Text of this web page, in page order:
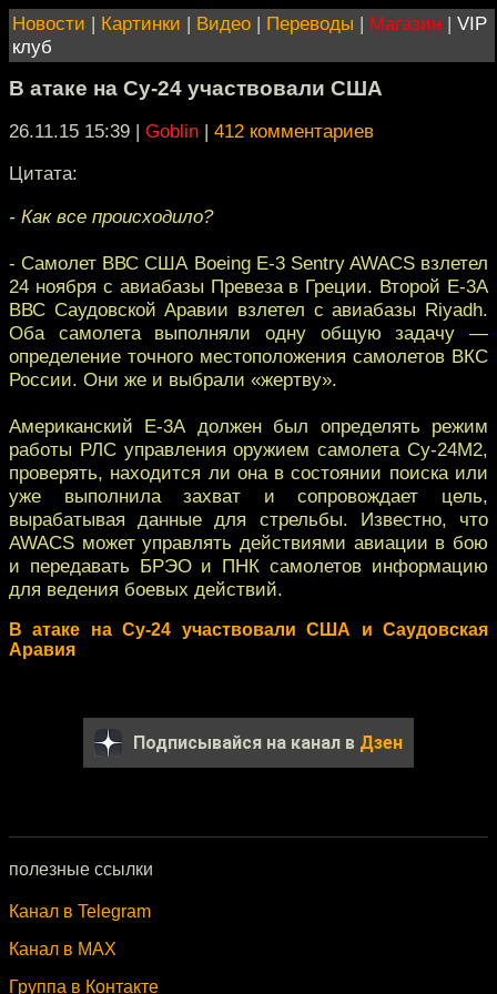
Новости | Картинки | Видео | Переводы | Магазин | VIP
клуб
В атаке на Су-24 участвовали США
26.11.15 15:39 | Goblin | 412 комментариев
Цитата:
- Как все происходило?
- Самолет ВВС США Boeing E-3 Sentry AWACS взлетел
24 ноября с авиабазы Превеза в Греции. Второй Е-3А
ВВС Саудовской Аравии взлетел с авиабазы Riyadh.
Оба самолета выполняли одну общую задачу —
определение точного местоположения самолетов ВКС
России. Они же и выбрали «жертву».
Американский Е-3А должен был определять режим
работы РЛС управления оружием самолета Су-24М2,
проверять, находится ли она в состоянии поиска или
уже выполнила захват и сопровождает цель,
вырабатывая данные для стрельбы. Известно, что
AWACS может управлять действиями авиации в бою
и передавать БРЭО и ПНК самолетов информацию
для ведения боевых действий.
В атаке на Су-24 участвовали США и Саудовская
Аравия
Подписывайся на канал в Дзен
полезные ссылки
Канал в Telegram
Канал в MAX
Группа в Контакте